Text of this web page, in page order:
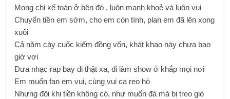
Mong chị kế toán ở bên đó , luôn mạnh khoẻ và luôn vui
Chuyển tiền em sớm, cho em còn tính, plan em đã lên xong
xuôi
Cả năm cày cuốc kiếm đồng vốn, khát khao này chưa bao
giờ vơi
Đưa nhạc rap bay đi thật xa, đi làm show ở khắp mọi nơi
Em muốn fan em vui, cùng vui ca reo hò
Nhưng đôi khi tiền không có, như muốn đá mà bị treo giò